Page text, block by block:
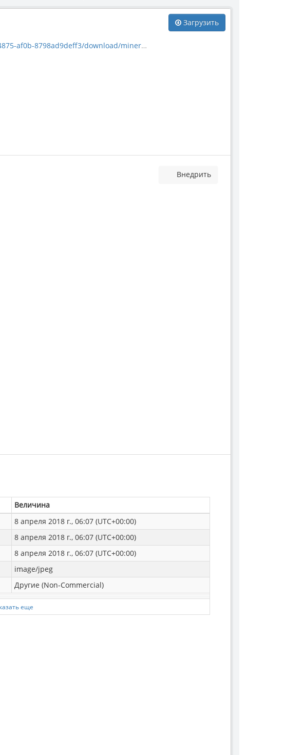
Загрузить
8798ad9deff3/download/mineral_27170.jpg
Внедрить
Величина
8 апреля 2018 г., 06:07 (UTC+00:00)
8 апреля 2018 г., 06:07 (UTC+00:00)
8 апреля 2018 г., 06:07 (UTC+00:00)
image/jpeg
Другие (Non-Commercial)
еще